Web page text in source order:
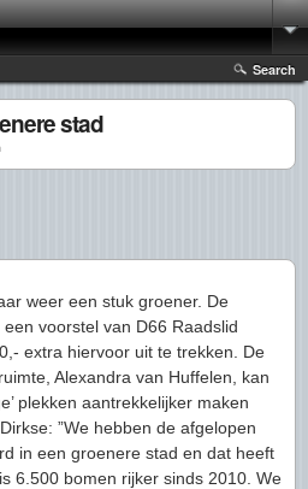
Search
stad
weer een stuk groener. De
voorstel van D66 Raadslid
extra hiervoor uit te trekken. De
Alexandra van Huffelen, kan
plekken aantrekkelijker maken
”We hebben de afgelopen
in een groenere stad en dat heeft
6.500 bomen rijker sinds 2010. We